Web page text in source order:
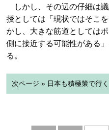
しかし、その辺の仔細は
授としては「現状ではそこ
かし、大きな筋道としては
側に接近する可能性がある
る。
次ページ » 日本も積極策で行